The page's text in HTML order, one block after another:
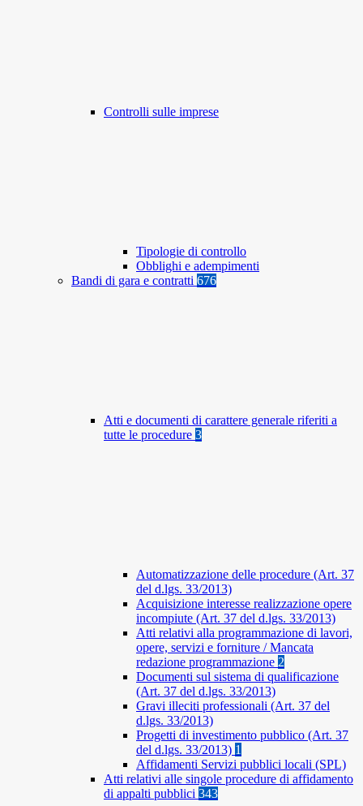
Controlli sulle imprese
Tipologie di controllo
Obblighi e adempimenti
Bandi di gara e contratti 676
Atti e documenti di carattere generale riferiti a
tutte le procedure 3
Automatizzazione delle procedure (Art. 37
del d.lgs. 33/2013)
Acquisizione interesse realizzazione opere
incompiute (Art. 37 del d.lgs. 33/2013)
Atti relativi alla programmazione di lavori,
opere, servizi e forniture / Mancata
redazione programmazione 2
Documenti sul sistema di qualificazione
(Art. 37 del d.lgs. 33/2013)
Gravi illeciti professionali (Art. 37 del
d.lgs. 33/2013)
Progetti di investimento pubblico (Art. 37
del d.lgs. 33/2013) 1
Affidamenti Servizi pubblici locali (SPL)
Atti relativi alle singole procedure di affidamento
di appalti pubblici 343